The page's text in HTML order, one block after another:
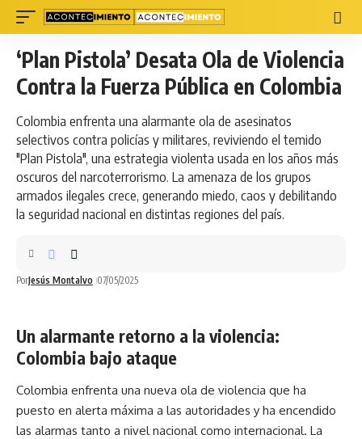
‘Plan Pistola’ Desata Ola de Violencia
Contra la Fuerza Pública en Colombia
Colombia enfrenta una alarmante ola de asesinatos
selectivos contra policías y militares, reviviendo el temido
"Plan Pistola", una estrategia violenta usada en los años más
oscuros del narcoterrorismo. La amenaza de los grupos
armados ilegales crece, generando miedo, caos y debilitando
la seguridad nacional en distintas regiones del país.
PorJesús Montalvo 07/05/2025
Un alarmante retorno a la violencia:
Colombia bajo ataque
Colombia enfrenta una nueva ola de violencia que ha
puesto en alerta máxima a las autoridades y ha encendido
las alarmas tanto a nivel nacional como internacional. La